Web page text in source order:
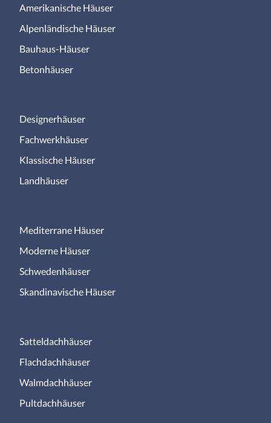
Amerikanische Häuser
Alpenländische Häuser
Bauhaus-Häuser
Betonhäuser
Designerhäuser
Fachwerkhäuser
Klassische Häuser
Landhäuser
Mediterrane Häuser
Moderne Häuser
Schwedenhäuser
Skandinavische Häuser
Satteldachhäuser
Flachdachhäuser
Walmdachhäuser
Pultdachhäuser